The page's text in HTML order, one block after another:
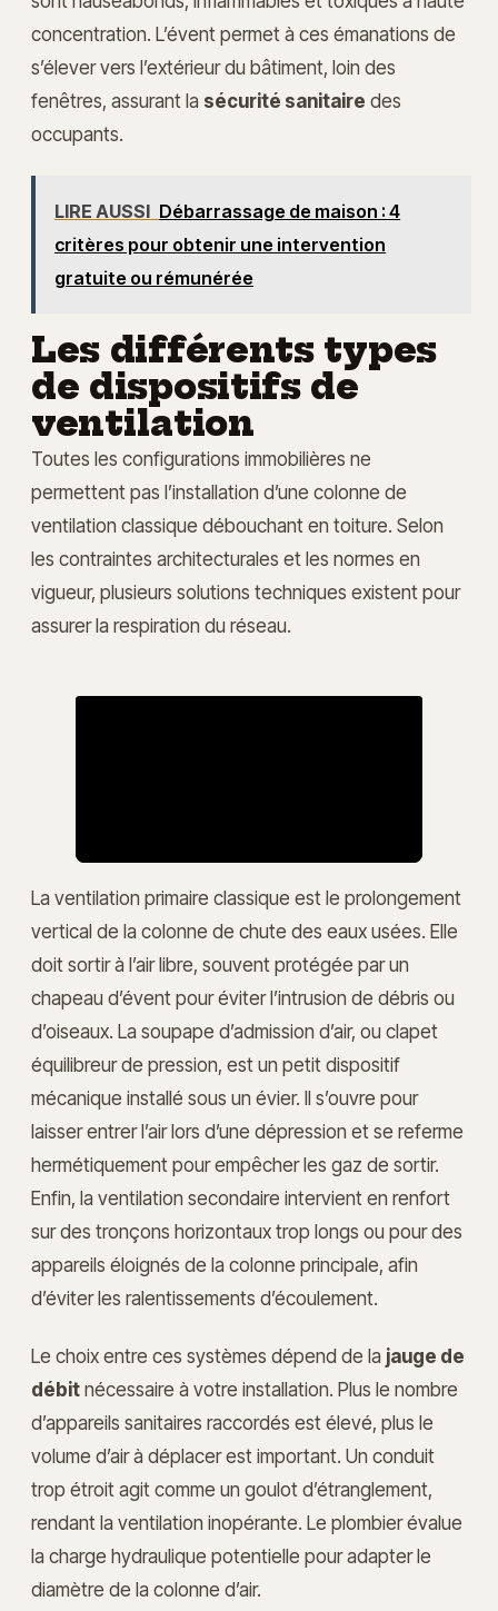
concentration. L’évent permet à ces émanations de
s’élever vers l’extérieur du bâtiment, loin des
fenêtres, assurant la sécurité sanitaire des
occupants.
LIRE AUSSI Débarrassage de maison : 4
critères pour obtenir une intervention
gratuite ou rémunérée
Les différents types
de dispositifs de
ventilation
Toutes les configurations immobilières ne
permettent pas l’installation d’une colonne de
ventilation classique débouchant en toiture. Selon
les contraintes architecturales et les normes en
vigueur, plusieurs solutions techniques existent pour
assurer la respiration du réseau.
La ventilation primaire classique est le prolongement
vertical de la colonne de chute des eaux usées. Elle
doit sortir à l’air libre, souvent protégée par un
chapeau d’évent pour éviter l’intrusion de débris ou
d’oiseaux. La soupape d’admission d’air, ou clapet
équilibreur de pression, est un petit dispositif
mécanique installé sous un évier. Il s’ouvre pour
laisser entrer l’air lors d’une dépression et se referme
hermétiquement pour empêcher les gaz de sortir.
Enfin, la ventilation secondaire intervient en renfort
sur des tronçons horizontaux trop longs ou pour des
appareils éloignés de la colonne principale, afin
d’éviter les ralentissements d’écoulement.
Le choix entre ces systèmes dépend de la jauge de
débitnécessaire à votre installation. Plus le nombre
d’appareils sanitaires raccordés est élevé, plus le
volume d’air à déplacer est important. Un conduit
trop étroit agit comme un goulot d’étranglement,
rendant la ventilation inopérante. Le plombier évalue
la charge hydraulique potentielle pour adapter le
diamètre de la colonne d’air.